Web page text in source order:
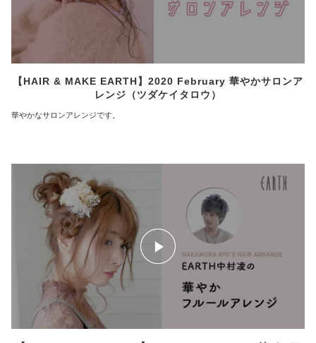
【HAIR & MAKE EARTH】2020 February 華やかサロンア
レンジ（ツダケイタロウ）
華やかなサロンアレンジです。